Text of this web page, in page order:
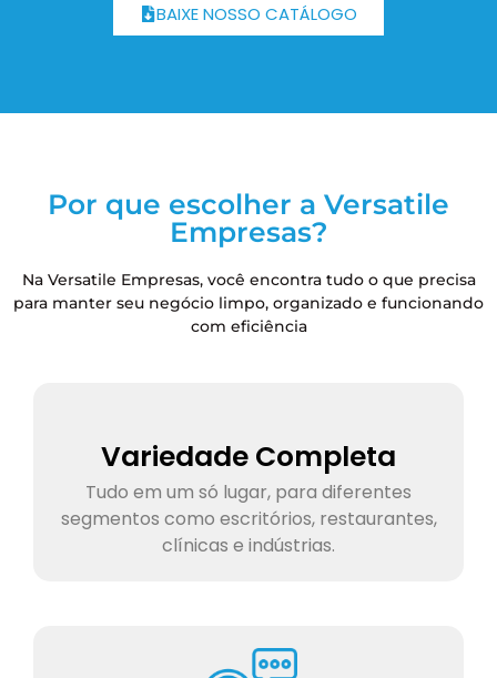
BAIXE NOSSO CATÁLOGO
Por que escolher a Versatile
Empresas?
Na Versatile Empresas, você encontra tudo o que precisa
para manter seu negócio limpo, organizado e funcionando
com eficiência
Variedade Completa
Tudo em um só lugar, para diferentes
segmentos como escritórios, restaurantes,
clínicas e indústrias.